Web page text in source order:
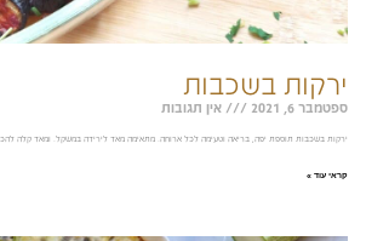
ירקות בשכבות
ספטמבר 6, 2021 אין תגובות
ירקות בשכבות תוספת יפה, בריאה וטעימה לכל ארוחה. מתאימה מאד לירידה במשקל. ומאד קלה
קראי עוד »